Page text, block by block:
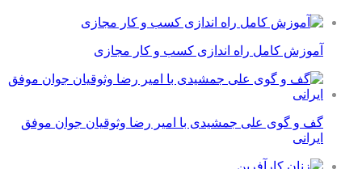
آموزش کامل راه اندازی کسب و کار مجازی
گف و گوی علی جمشیدی با امیر رضا وثوقیان جوان موفق
ایرانی